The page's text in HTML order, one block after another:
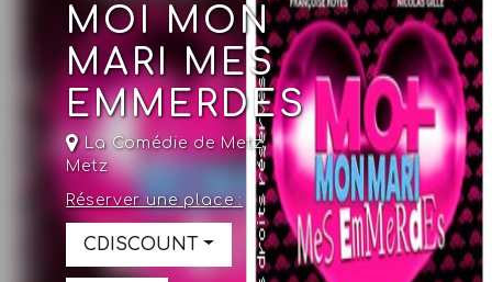
MOI MON
MARI MES
EMMERDES
La Comédie de Metz,
Metz
Réserver une place :
CDISCOUNT